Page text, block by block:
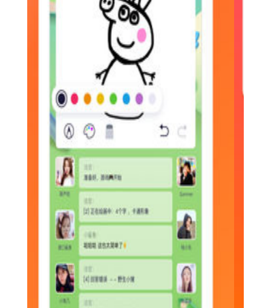
台，让更多人看到你的作品。
4. 社区氛围浓厚：构建了一个积极向上的创作与交流社区，
鼓励用户分享创意和经验。
1. 注册与登录：下载并安装快手电丸应用后，进行注册或登
2. 创作视频：选择或拍摄素材，添加音乐、滤镜和特效，进
行剪辑和编辑。
3. 发布与分享：完成视频制作后，选择合适的标题和描述，
然后发布到快手电丸社区或分享至其他社交平台。
4. 互动交流：浏览其他用户的作品，点赞、评论或私信交
流，参与社区活动。
5. 关注与订阅：关注感兴趣的创作者，订阅他们的作品更
新，参与他们的粉丝团。